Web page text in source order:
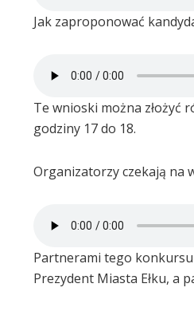
Jak zaproponować
Te wnioski można złożyć
godziny 17 do 18.
Organizatorzy czekają na
Partnerami tego konkursu
Prezydent Miasta Ełku, a